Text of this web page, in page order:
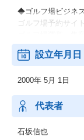
◆ゴルフ場ビジネ
ゴルフ場予約サイ
◆メディアビジネス
ニティサービス等)
モバイル事業、検
設立年月日
2000年 5月 1日
代表者
石坂信也